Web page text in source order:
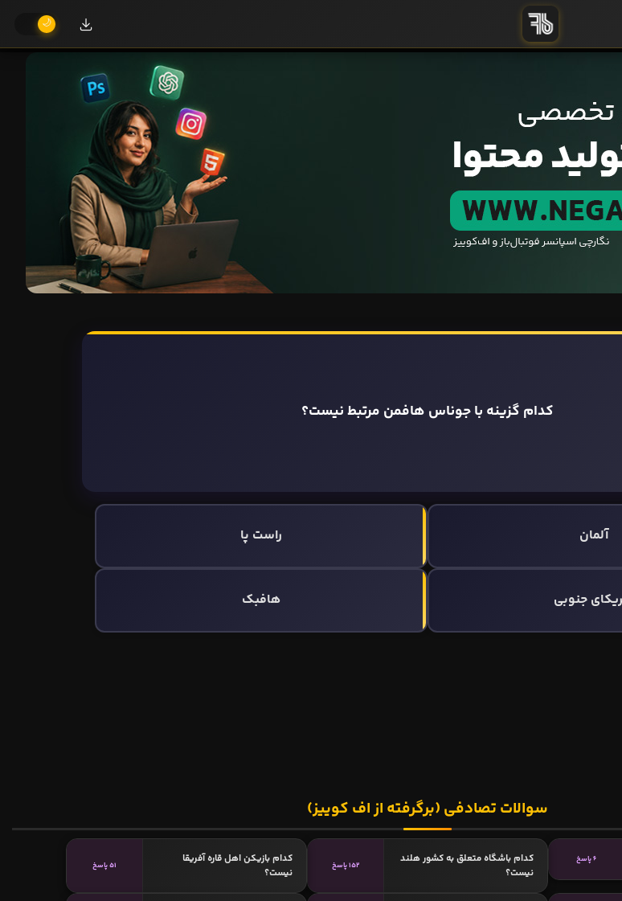
کدام گزینه با جوناس هافمن مرتبط نیست؟
آلمان راست پا
جنوبی هافبک
سوالات تصادفی (برگرفته از اف کوییز)
6 پاسخ
کدام باشگاه متعلق به کشور هلند
نیست؟
152 پاسخ
کدام بازیکن اهل قاره آفریقا
نیست؟
51 پاسخ